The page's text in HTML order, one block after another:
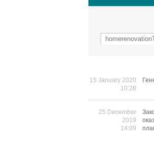
15 January 2020
10:28
25 December
2019
14:09